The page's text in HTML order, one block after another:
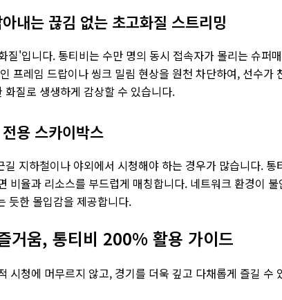
는 끊김 없는 초고화질 스트리밍
'입니다. 통티비는 수만 명의 동시 접속자가 몰리는 슈퍼
프레임 드랍이나 씽크 밀림 현상을 원천 차단하여, 선수가
질로 생생하게 감상할 수 있습니다.
용 스카이박스
지하철이나 야외에서 시청해야 하는 경우가 많습니다.
비율과 리소스를 부드럽게 매칭합니다. 네트워크 환경이
듯한 몰입감을 제공합니다.
거움, 통티비 200% 활용 가이드
시청에 머무르지 않고, 경기를 더욱 깊고 다채롭게 즐길 수